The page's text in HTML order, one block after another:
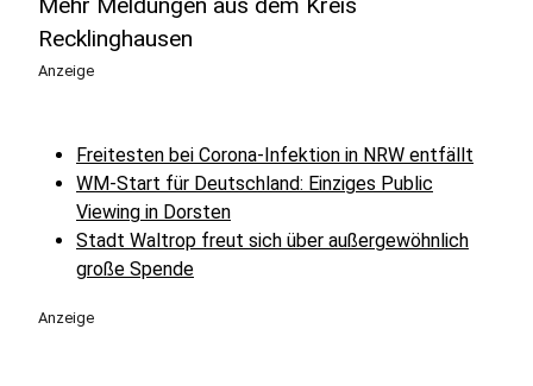
Recklinghausen
Anzeige
Freitesten bei Corona-Infektion in NRW entfällt
WM-Start für Deutschland: Einziges Public
Viewing in Dorsten
Stadt Waltrop freut sich über außergewöhnlich
große Spende
Anzeige